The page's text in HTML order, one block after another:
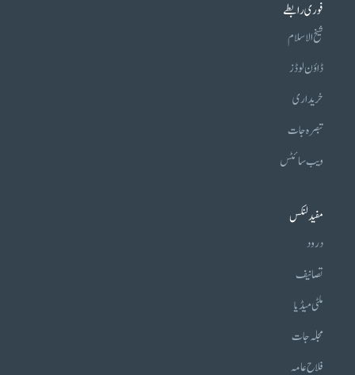
فوری رابطے
شیخ الاسلام
ڈاؤن لوڈز
خریداری
تبصرہ جات
ویب سائٹس
مفید لنکس
درود
تصانیف
ملٹی میڈیا
مجلہ جات
فلاح عامہ